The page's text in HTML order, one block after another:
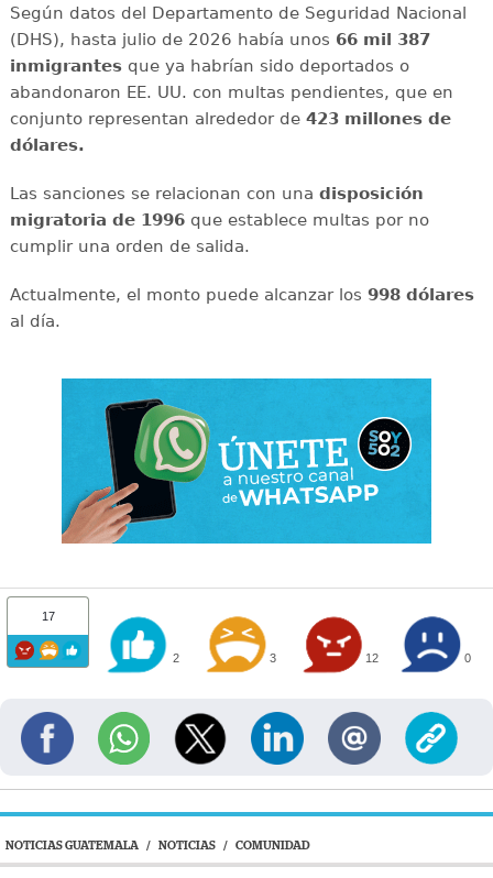
Según datos del Departamento de Seguridad Nacional
(DHS), hasta julio de 2026 había unos 66 mil 387
inmigrantesque ya habrían sido deportados o
abandonaron EE. UU. con multas pendientes, que en
conjunto representan alrededor de 423 millones de
dólares.
Las sanciones se relacionan con una disposición
migratoria de 1996que establece multas por no
cumplir una orden de salida.
Actualmente, el monto puede alcanzar los 998 dólares
al día.
17
2 3 12 0
NOTICIAS GUATEMALA / NOTICIAS / COMUNIDAD